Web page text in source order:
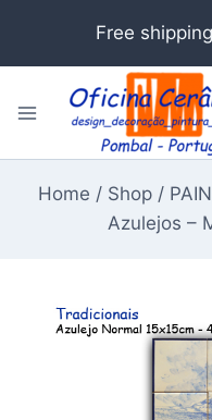
Free
Home / Shop /
Azulejos –